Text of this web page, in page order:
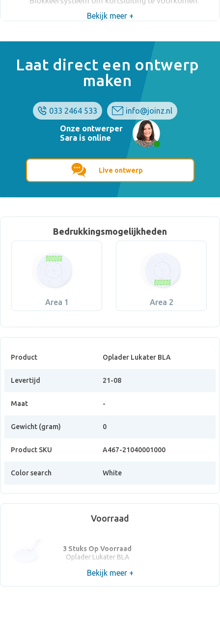
Bekijk meer +
Laat direct een ontwerp
maken
033 2464 533
info@joinz.nl
Onze ontwerper
Sara is online
Live ontwerp
Bedrukkingsmogelijkheden
Area 1 Area 2
Product Oplader Lukater BLA
Levertijd 21-08
Maat -
Gewicht (gram) 0
Product SKU A467-21040001000
Color search White
Voorraad
3 Stuks Op Voorraad
Oplader Lukater BLA
Bekijk meer +